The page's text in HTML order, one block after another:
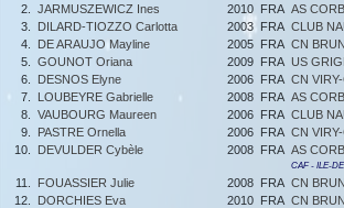
2. JARMUSZEWICZ Ines 2010 FRA AS
3. DILARD-TIOZZO Carlotta 2003 FRA CLUB
4. DE ARAUJO Mayline 2005 FRA CN
5. GOUNOT Oriana 2009 FRA US
6. DESNOS Elyne 2006 FRA CN
7. LOUBEYRE Gabrielle 2008 FRA AS
8. VAUBOURG Maureen 2006 FRA CLUB
9. PASTRE Ornella 2006 FRA CN
10. DEVULDER Cybèle 2008 FRA AS
CAF - ILE-
11. FOUASSIER Julie 2008 FRA CN
12. DORCHIES Eva 2010 FRA CN